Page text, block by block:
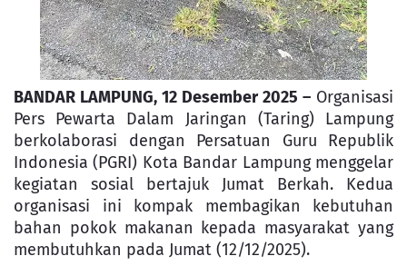
BANDAR LAMPUNG, 12 Desember 2025 – Organisasi
Pers Pewarta Dalam Jaringan (Taring) Lampung
berkolaborasi dengan Persatuan Guru Republik
Indonesia (PGRI) Kota Bandar Lampung menggelar
kegiatan sosial bertajuk Jumat Berkah. Kedua
organisasi ini kompak membagikan kebutuhan
bahan pokok makanan kepada masyarakat yang
membutuhkan pada Jumat (12/12/2025).